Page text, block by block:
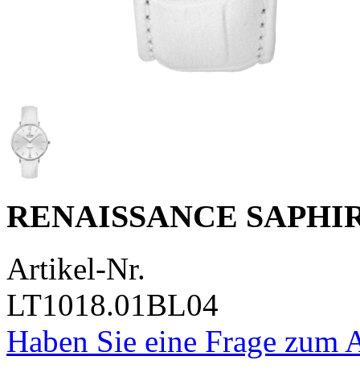
RENAISSANCE
Artikel-Nr.
LT1018.01BL04
Haben Sie eine Frage zum